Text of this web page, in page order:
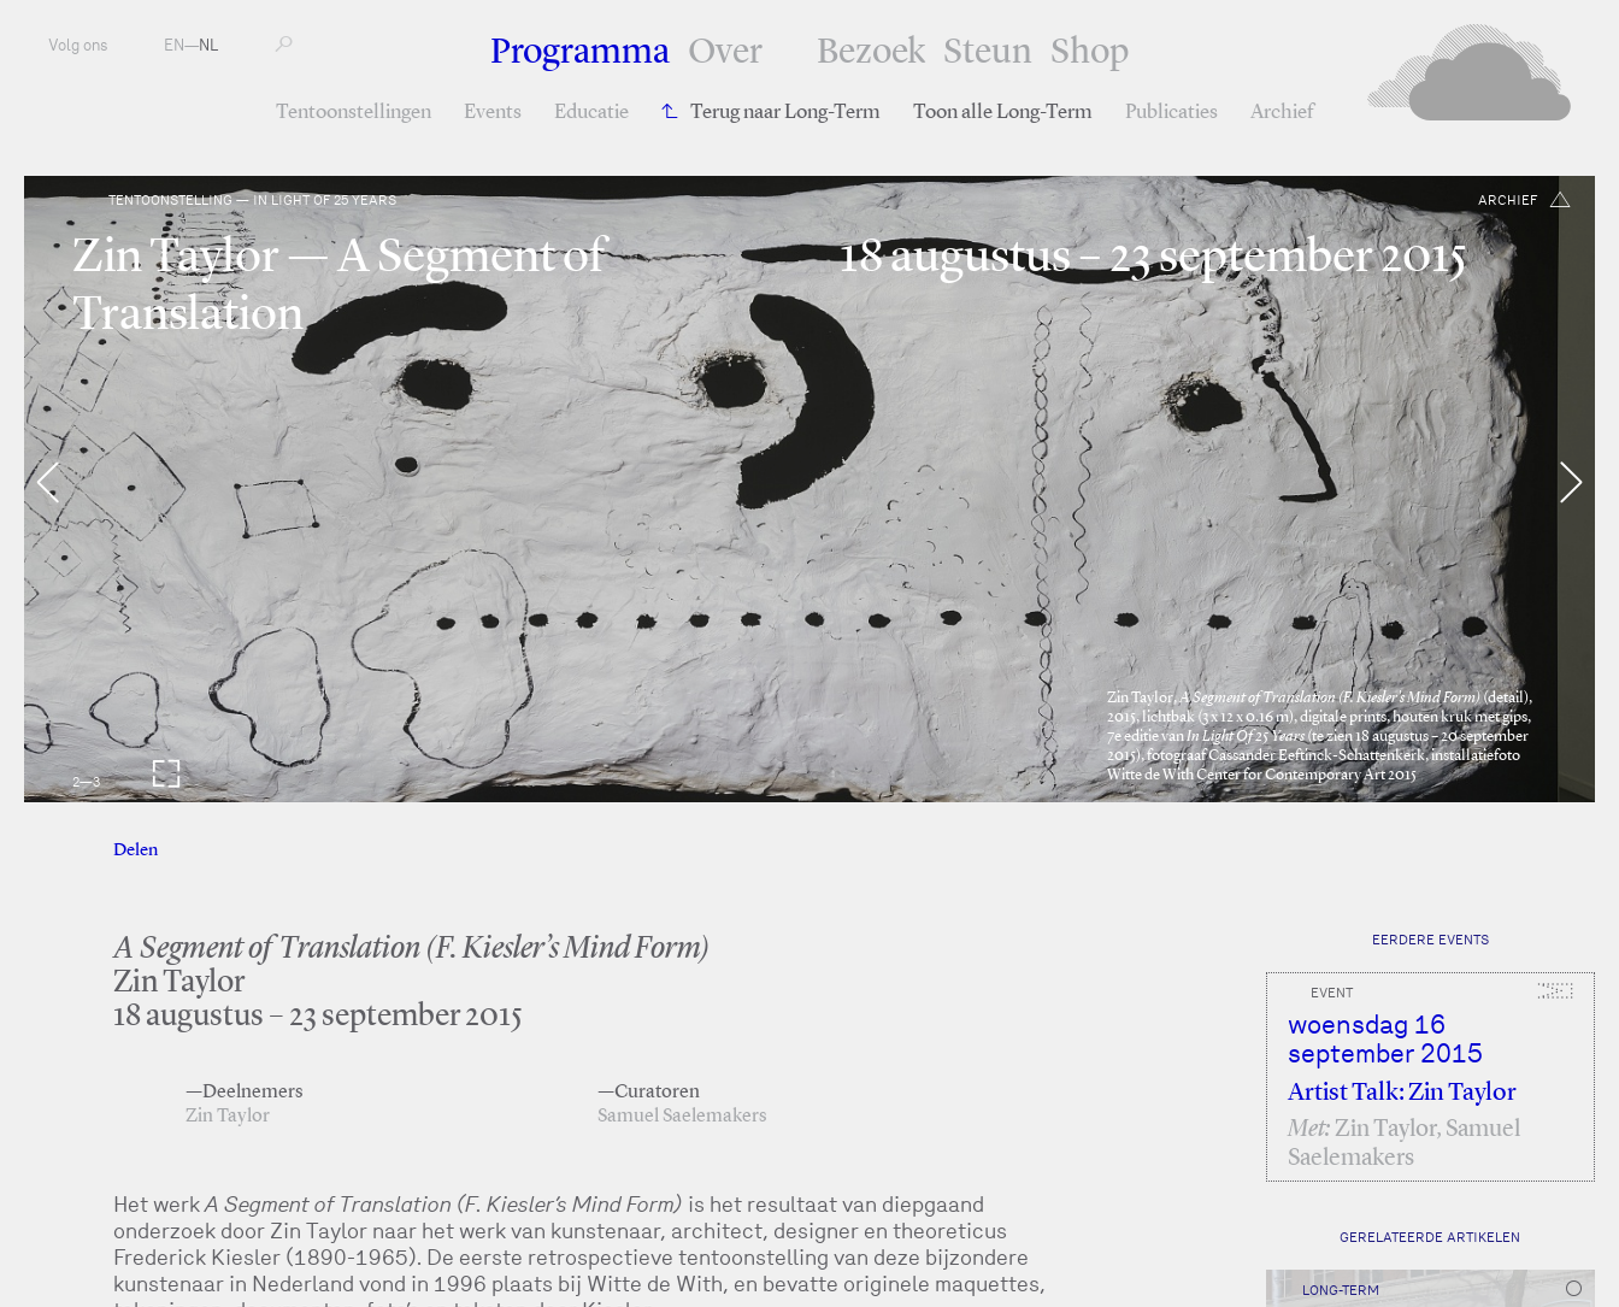
Programma Over Bezoek Steun Shop
Tentoonstellingen Events Educatie Terug naar Long-Term Toon alle Long-Term Publicaties Archief
Volg ons EN—NL
TENTOONSTELLING — IN LIGHT OF 25 YEARS ARCHIEF
Zin Taylor — A Segment of
Translation
18 augustus – 23 september 2015
Zin Taylor,A Segment of Translation (F. Kiesler’s Mind Form)(detail),
2015, lichtbak (3 x 12 x 0.16 m), digitale prints, houten kruk met gips,
7e editie vanIn Light Of 25 Years(te zien 18 augustus – 20 september
2015), fotograaf Cassander Eeftinck-Schattenkerk, installatiefoto
Witte de With Center for Contemporary Art 2015
2—3
Delen
A Segment of Translation (F. Kiesler’s Mind Form)
Zin Taylor
18 augustus – 23 september 2015
—Deelnemers
Zin Taylor
—Curatoren
Samuel Saelemakers
Het werkA Segment of Translation (F. Kiesler’s Mind Form) is het resultaat van diepgaand
onderzoek door Zin Taylor naar het werk van kunstenaar, architect, designer en theoreticus
Frederick Kiesler (1890-1965). De eerste retrospectieve tentoonstelling van deze bijzondere
kunstenaar in Nederland vond in 1996 plaats bij Witte de With, en bevatte originele maquettes,
EERDERE EVENTS
EVENT
woensdag 16
september 2015
Artist Talk: Zin Taylor
Met: Zin Taylor, Samuel
Saelemakers
GERELATEERDE ARTIKELEN
LONG-TERM